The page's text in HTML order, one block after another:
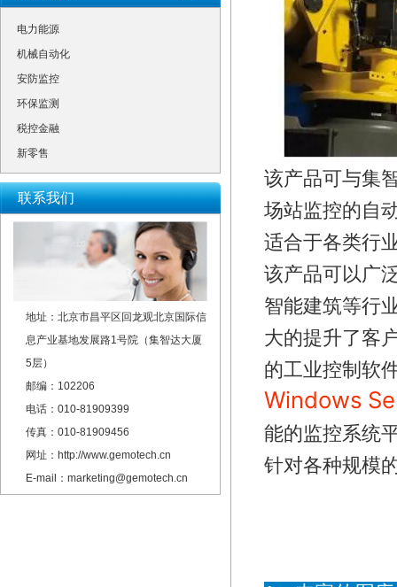
电力能源
机械自动化
安防监控
环保监测
税控金融
新零售
联系我们
地址：北京市昌平区回龙观北京国际信
息产业基地发展路1号院（集智达大厦
5层）
邮编：102206
电话：010-81909399
传真：010-81909456
网址：http://www.gemotech.cn
E-mail：marketing@gemotech.cn
该产品可与集
场站监控的自
适合于各类行
该产品可以广
智能建筑等行
大的提升了客
的工业控制软
Windows
能的监控系统
针对各种规模